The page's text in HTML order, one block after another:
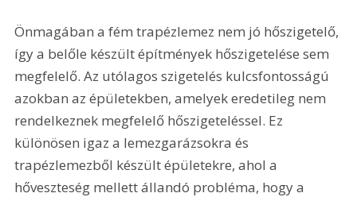
Önmagában a fém trapézlemez nem jó hőszigetelő,
így a belőle készült építmények hőszigetelése sem
megfelelő. Az utólagos szigetelés kulcsfontosságú
azokban az épületekben, amelyek eredetileg nem
rendelkeznek megfelelő hőszigeteléssel. Ez
különösen igaz a lemezgarázsokra és
trapézlemezből készült épületekre, ahol a
hőveszteség mellett állandó probléma, hogy a